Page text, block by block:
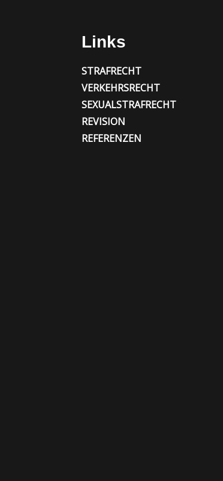
Links
STRAFRECHT
VERKEHRSRECHT
SEXUALSTRAFRECHT
REVISION
REFERENZEN